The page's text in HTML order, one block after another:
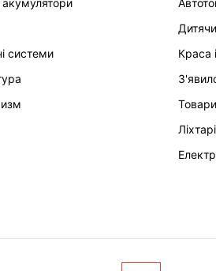
системи
Краса